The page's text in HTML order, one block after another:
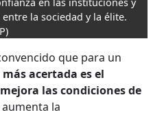
la sociedad y la élite.
que para un
acertada es el
mejora las condiciones de
la